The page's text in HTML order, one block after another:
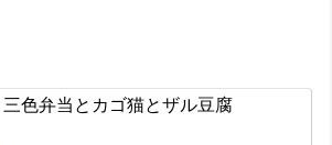
三色弁当とカゴ猫とザル豆腐